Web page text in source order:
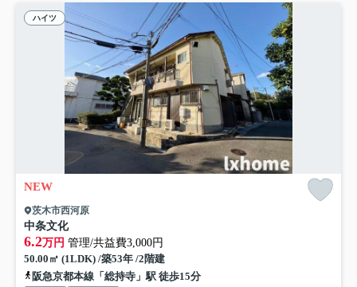
ハイツ
NEW
茨木市西河原
中条文化
6.2万円 管理/共益費3,000円
50.00㎡ (1LDK) /築53年 /2階建
阪急京都本線「総持寺」駅 徒歩15分